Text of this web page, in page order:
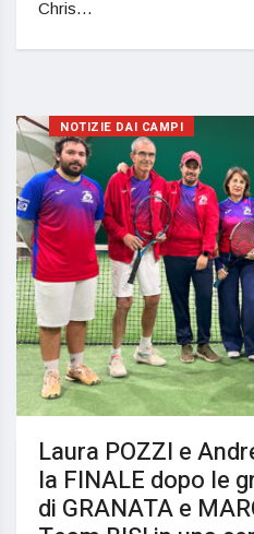
Chris…
NOTIZIE DAI CAMPI
Laura POZZI e
la FINALE dopo le
di GRANATA e